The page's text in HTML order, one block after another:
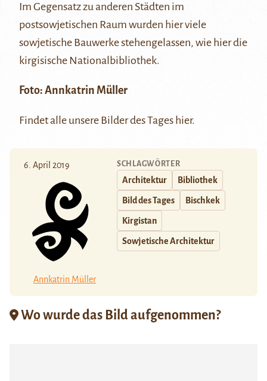
Im Gegensatz zu anderen Städten im
postsowjetischen Raum wurden hier viele
sowjetische Bauwerke stehengelassen, wie hier die
kirgisische Nationalbibliothek.
Foto: Annkatrin Müller
Findet alle unsere Bilder des Tages hier.
6. April 2019
Annkatrin Müller
SCHLAGWÖRTER
Architektur Bibliothek
Bild des Tages Bischkek
Kirgistan
Sowjetische Architektur
Wo wurde das Bild aufgenommen?